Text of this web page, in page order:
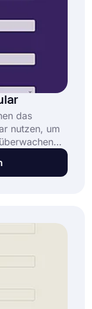
das
nutzen, um
Vorlage